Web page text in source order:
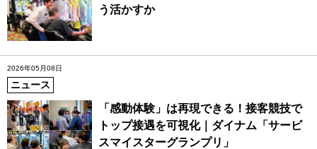
う活かすか
2026年05月08日
ニュース
「感動体験」は再現できる！接客競技で
トップ接遇を可視化｜ダイナム「サービ
スマイスターグランプリ」